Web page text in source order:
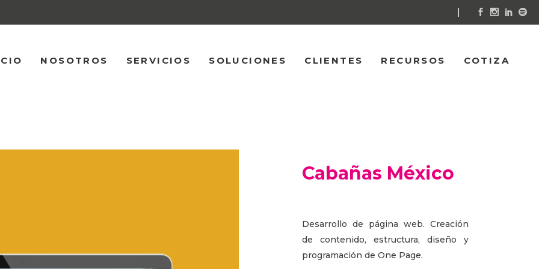
NOSOTROS SERVICIOS SOLUCIONES CLIENTES RECURSOS COTIZA
Cabañas México
Desarrollo de página web. Creación
de contenido, estructura, diseño y
programación de One Page.